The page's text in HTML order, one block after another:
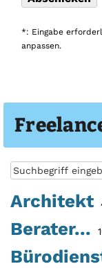
Architekt
Berater...
*: Eingabe
anpassen.